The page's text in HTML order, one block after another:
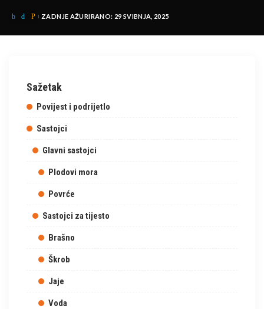
ZADNJE AŽURIRANO: 29 SVIBNJA, 2025
Sažetak
Povijest i podrijetlo
Sastojci
Glavni sastojci
Plodovi mora
Povrće
Sastojci za tijesto
Brašno
Škrob
Jaje
Voda